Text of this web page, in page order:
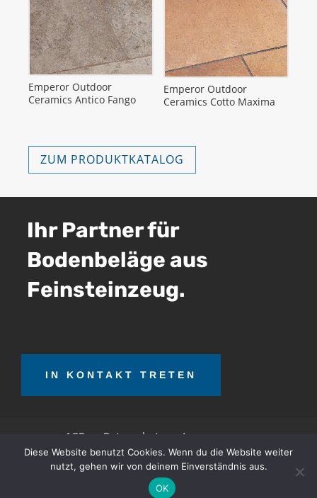
Emperor Outdoor
Ceramics Antico Fango
Emperor Outdoor
Ceramics Cotto Maxima
ZUM PRODUKTKATALOG
Ihr Partner für
Bodenbeläge aus
Feinsteinzeug.
IN KONTAKT TRETEN
AGB Datenschutz Impressum
OTT Teerrecycling GmbH © 2026. Alle Rechte
vorbehalten.
Diese Website benutzt Cookies. Wenn du die Website weiter
nutzt, gehen wir von deinem Einverständnis aus.
OK